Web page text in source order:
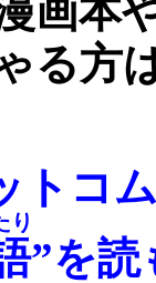
画本
る方
トコ
り
”を読